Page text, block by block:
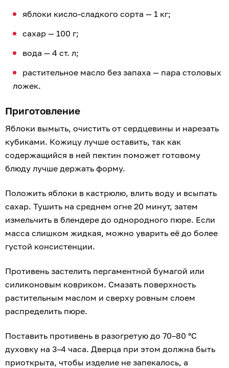
яблоки кисло-сладкого сорта — 1 кг;
сахар — 100 г;
вода — 4 ст. л;
растительное масло без запаха — пара столовых
ложек.
Приготовление
Яблоки вымыть, очистить от сердцевины и нарезать
кубиками. Кожицу лучше оставить, так как
содержащийся в ней пектин поможет готовому
блюду лучше держать форму.
Положить яблоки в кастрюлю, влить воду и всыпать
сахар. Тушить на среднем огне 20 минут, затем
измельчить в блендере до однородного пюре. Если
масса слишком жидкая, можно уварить её до более
густой консистенции.
Противень застелить пергаментной бумагой или
силиконовым ковриком. Смазать поверхность
растительным маслом и сверху ровным слоем
распределить пюре.
Поставить противень в разогретую до 70–80 °С
духовку на 3–4 часа. Дверца при этом должна быть
приоткрыта, чтобы изделие не запекалось, а